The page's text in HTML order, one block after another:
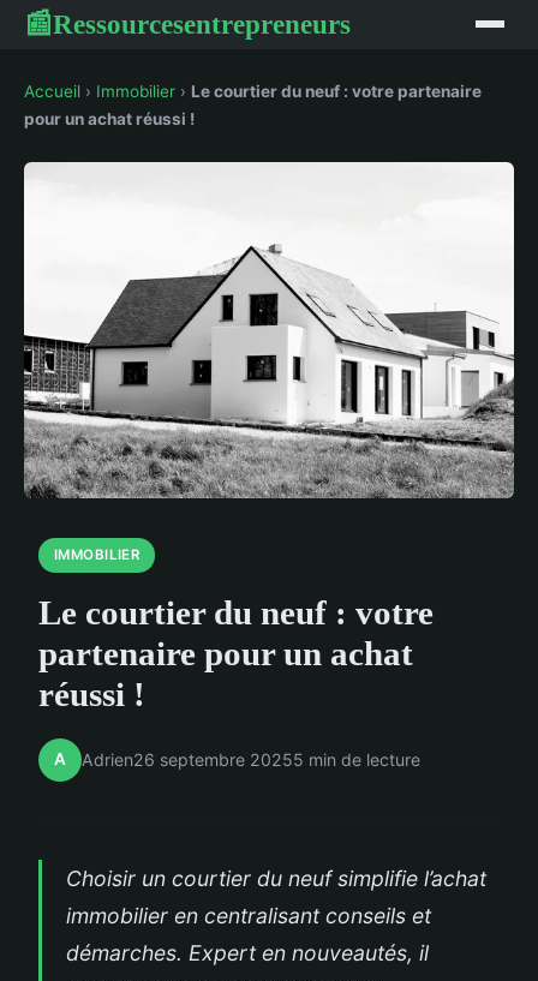
📰Ressourcesentrepreneurs
Accueil › Immobilier › Le courtier du neuf : votre partenaire
pour un achat réussi !
IMMOBILIER
Le courtier du neuf : votre
partenaire pour un achat
réussi !
A Adrien26 septembre 20255 min de lecture
Choisir un courtier du neuf simplifie l’achat
immobilier en centralisant conseils et
démarches. Expert en nouveautés, il